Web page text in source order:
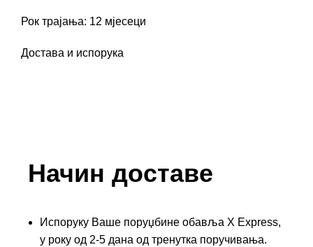
Рок трајања: 12 мјесеци
Достава и испорука
Начин доставе
Испоруку Ваше поруџбине обавља X Express,
у року од 2-5 дана од тренутка поручивања.